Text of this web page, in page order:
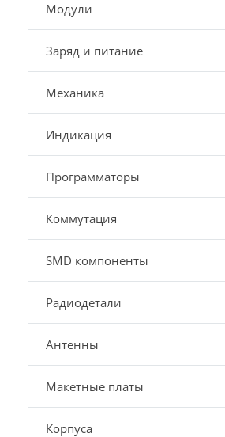
Модули
Заряд и питание
Механика
Индикация
Программаторы
Коммутация
SMD компоненты
Радиодетали
Антенны
Макетные платы
Корпуса